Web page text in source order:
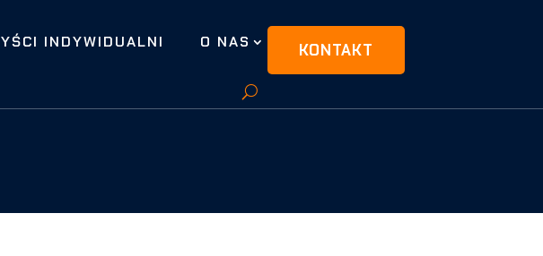
INDYWIDUALNI O NAS KONTAKT